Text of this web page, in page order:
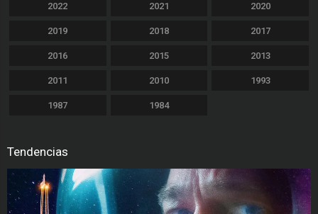
2022 2021 2020
2019 2018 2017
2016 2015 2013
2011 2010 1993
1987 1984
Tendencias